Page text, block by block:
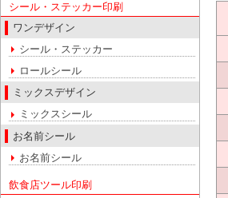
シール・ステッカー印刷
ワンデザイン
シール・ステッカー
ロールシール
ミックスデザイン
ミックスシール
お名前シール
お名前シール
飲食店ツール印刷